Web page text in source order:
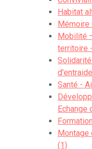
Habitat
Mémoire
Mobilité
territoire
Santé -
Echange
Montage
(1)